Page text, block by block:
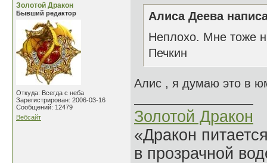
Золотой Дракон
Бывший редактор
Откуда: Всегда с неба
Зарегистрирован: 2006-03-16
Сообщений: 12479
Вебсайт
Алиса Деева
Неплохо. Мне тоже
Печкин
Алис , я думаю это в
Золотой Дракон
«Дракон
в прозрачной